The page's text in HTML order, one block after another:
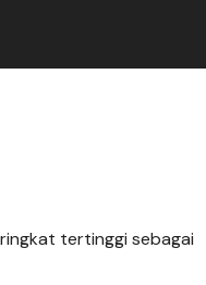
tertinggi sebagai